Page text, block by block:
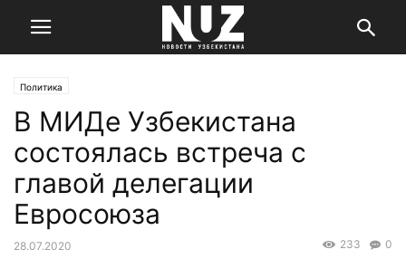
Политика
В МИДе Узбекистана
состоялась встреча с
главой делегации
Евросоюза
28.07.2020 0
233